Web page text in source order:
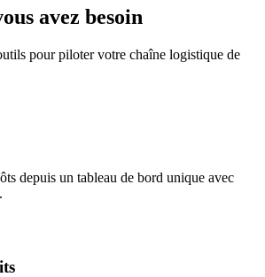
avez besoin
pour piloter votre chaîne logistique de
depuis un tableau de bord unique avec